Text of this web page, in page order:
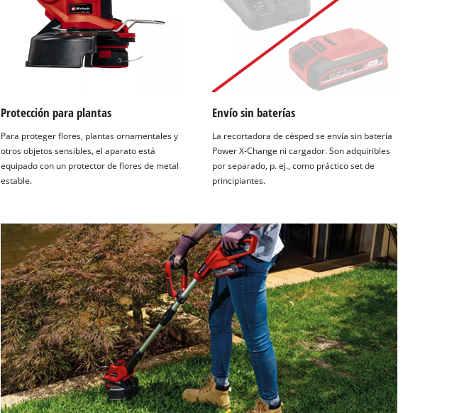
Protección para plantas
Para proteger flores, plantas ornamentales y
otros objetos sensibles, el aparato está
equipado con un protector de flores de metal
estable.
Envío sin baterías
La recortadora de césped se envía sin batería
Power X-Change ni cargador. Son adquiribles
por separado, p. ej., como práctico set de
principiantes.